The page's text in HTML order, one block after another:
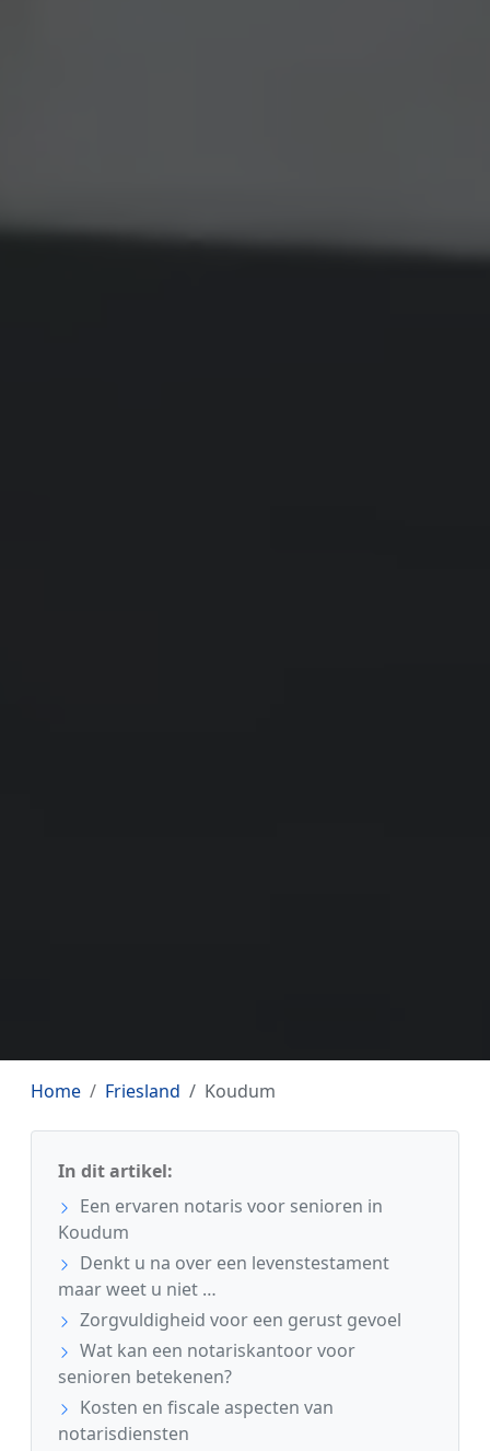
Home Friesland Koudum
In dit artikel:
Een ervaren notaris voor senioren in
Koudum
Denkt u na over een levenstestament
maar weet u niet …
Zorgvuldigheid voor een gerust gevoel
Wat kan een notariskantoor voor
senioren betekenen?
Kosten en fiscale aspecten van
notarisdiensten